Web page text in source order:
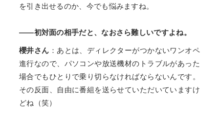
を引き出せるのか、今でも悩みますね。
――初対面の相手だと、なおさら難しいですよね。
櫻井さん ：あとは、ディレクターがつかないワンオペ
進行なので、パソコンや放送機材のトラブルがあった
場合でもひとりで乗り切らなければならないんです。
その反面、自由に番組を送らせていただいていますけ
どね（笑）